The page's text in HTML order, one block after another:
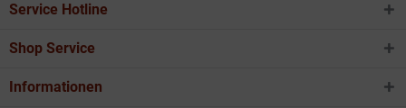
Service Hotline
Shop Service
Informationen